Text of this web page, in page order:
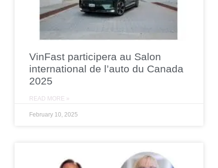
VinFast participera au Salon
international de l’auto du Canada
2025
READ MORE »
February 10, 2025